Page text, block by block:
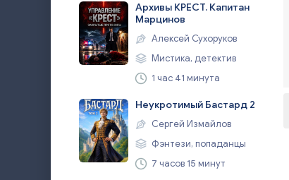
Архивы КРЕСТ. Капитан
Марцинов
Алексей Сухоруков
Мистика, детектив
1 час 41 минута
Неукротимый Бастард 2
Сергей Измайлов
Фэнтези, попаданцы
7 часов 15 минут